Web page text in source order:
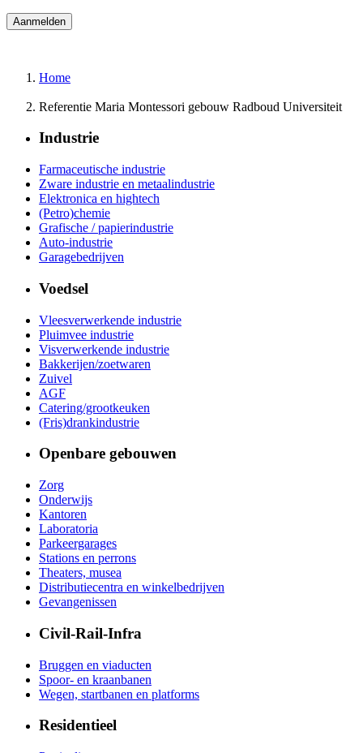
Home
Referentie Maria Montessori gebouw Radboud Universiteit
Industrie
Farmaceutische industrie
Zware industrie en metaalindustrie
Elektronica en hightech
(Petro)chemie
Grafische / papierindustrie
Auto-industrie
Garagebedrijven
Voedsel
Vleesverwerkende industrie
Pluimvee industrie
Visverwerkende industrie
Bakkerijen/zoetwaren
Zuivel
AGF
Catering/grootkeuken
(Fris)drankindustrie
Openbare gebouwen
Zorg
Onderwijs
Kantoren
Laboratoria
Parkeergarages
Stations en perrons
Theaters, musea
Distributiecentra en winkelbedrijven
Gevangenissen
Civil-Rail-Infra
Bruggen en viaducten
Spoor- en kraanbanen
Wegen, startbanen en platforms
Residentieel